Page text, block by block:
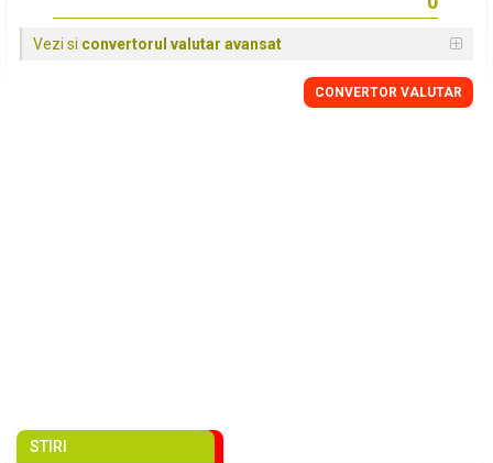
Vezi si convertorul valutar avansat
CONVERTOR VALUTAR
STIRI